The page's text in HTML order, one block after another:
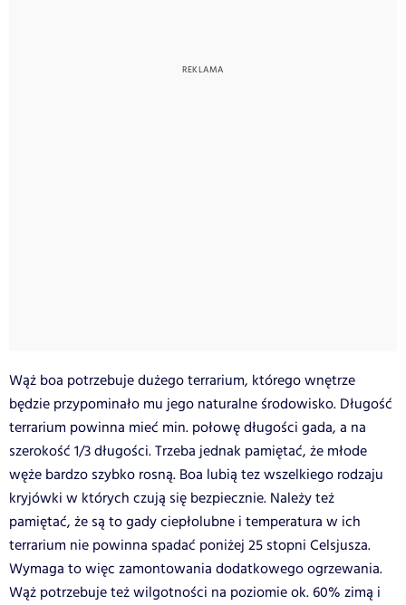
Wąż boa potrzebuje dużego terrarium, którego wnętrze
będzie przypominało mu jego naturalne środowisko. Długość
terrarium powinna mieć min. połowę długości gada, a na
szerokość 1/3 długości. Trzeba jednak pamiętać, że młode
węże bardzo szybko rosną. Boa lubią tez wszelkiego rodzaju
kryjówki w których czują się bezpiecznie. Należy też
pamiętać, że są to gady ciepłolubne i temperatura w ich
terrarium nie powinna spadać poniżej 25 stopni Celsjusza.
Wymaga to więc zamontowania dodatkowego ogrzewania.
Wąż potrzebuje też wilgotności na poziomie ok. 60% zimą i